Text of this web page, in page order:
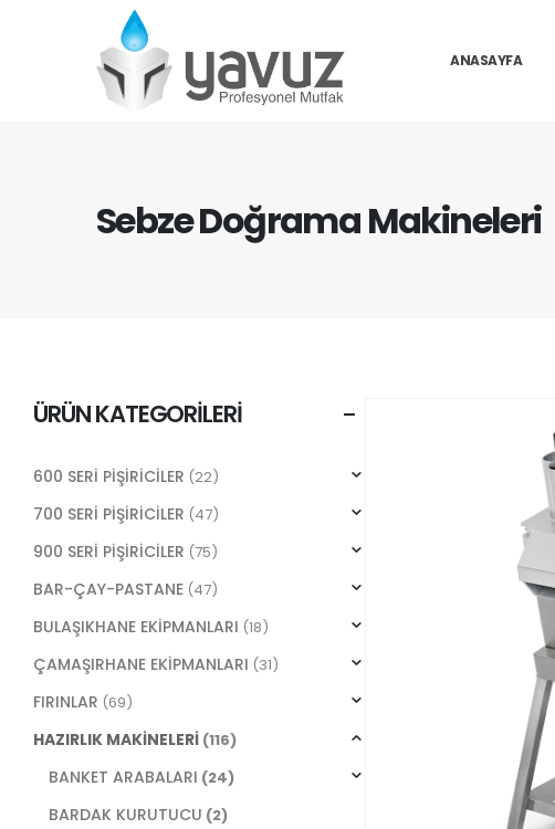
ANASAYFA
Sebze Doğrama Makineleri
ÜRÜN KATEGORILERI
600 SERİ PİŞİRİCİLER (22)
700 SERİ PİŞİRİCİLER (47)
900 SERİ PİŞİRİCİLER (75)
BAR-ÇAY-PASTANE (47)
BULAŞIKHANE EKİPMANLARI (18)
ÇAMAŞIRHANE EKİPMANLARI (31)
FIRINLAR (69)
HAZIRLIK MAKİNELERİ (116)
BANKET ARABALARI (24)
BARDAK KURUTUCU (2)